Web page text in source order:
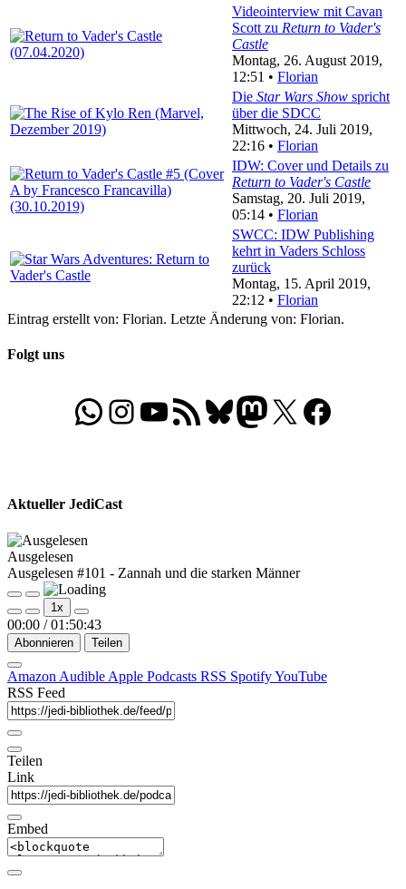
Videointerview mit Cavan
Scott zu Return to Vader's
Castle
Montag, 26. August 2019,
12:51 • Florian
Die Star Wars Show spricht
über die SDCC
Mittwoch, 24. Juli 2019,
22:16 • Florian
IDW: Cover und Details zu
Return to Vader's Castle
Samstag, 20. Juli 2019,
05:14 • Florian
SWCC: IDW Publishing
kehrt in Vaders Schloss
zurück
Montag, 15. April 2019,
22:12 • Florian
Eintrag erstellt von: Florian. Letzte Änderung von: Florian.
Folgt uns
WhatsApp
Folgt uns auf Instagram
Besucht unseren YouTube-Kanal
RSS-FeedBluesky
Folgt uns auf Mastodon
X Folgt uns auf
Aktueller JediCast
Ausgelesen
Ausgelesen #101 - Zannah und die starken Männer
Play
Episode
Pause
Episode
1x
00:00 / 01:50:43
Abonnieren Teilen
Amazon Audible Apple Podcasts RSS SpotifyYouTube
RSS Feed
Teilen
Link
Embed